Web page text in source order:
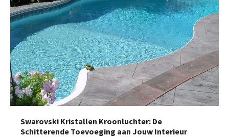
Swarovski Kristallen Kroonluchter: De
Schitterende Toevoeging aan Jouw Interieur